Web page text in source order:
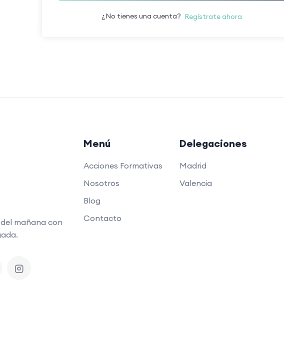
¿No tienes una cuenta? Regístrate ahora
mañana con
Menú
Acciones Formativas
Nosotros
Blog
Contacto
Delegaciones
Madrid
Valencia